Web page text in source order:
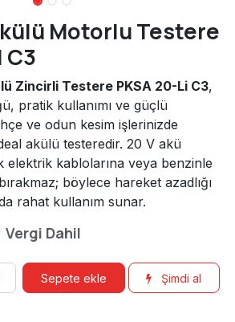
Motorlu Testere
C3
Zincirli Testere PKSA 20-Li C3,
pratik kullanımı ve güçlü
ve odun kesim işlerinizde
akülü testeredir. 20 V akü
elektrik kablolarına veya benzinle
böylece hareket azadlığı
rahat kullanım sunar.
Vergi Dahil
Sepete ekle Şimdi al